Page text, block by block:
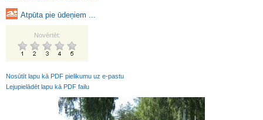
Atpūta pie ūdeņiem ...
Novērtēt:
Nosūtīt lapu kā PDF pielikumu uz e-pastu
Lejupielādēt lapu kā PDF failu